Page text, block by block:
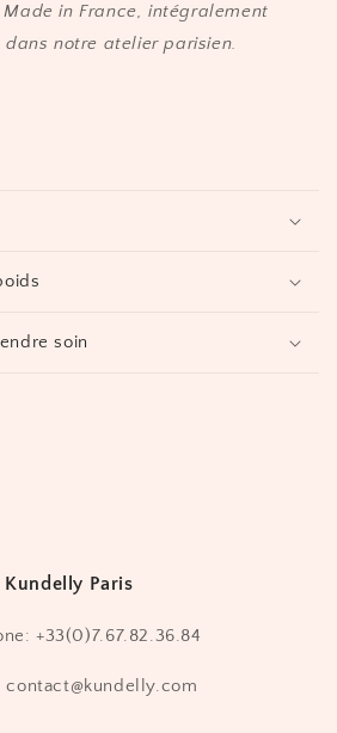
Made in France, intégralement
notre atelier parisien.
soin
Kundelly Paris
+33(0)7.67.82.36.84
contact@kundelly.com